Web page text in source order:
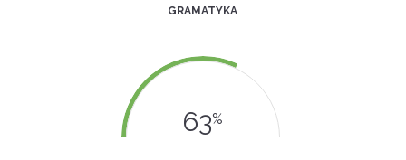
GRAMATYKA
63%